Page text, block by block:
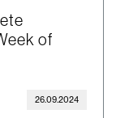
of
26.09.2024